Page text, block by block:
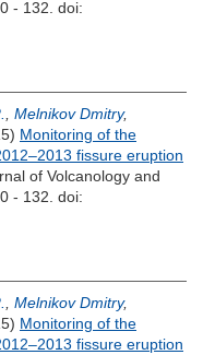
- 132. doi:
Melnikov Dmitry,
Monitoring of the
fissure eruption
of Volcanology and
- 132. doi:
Melnikov Dmitry,
Monitoring of the
fissure eruption